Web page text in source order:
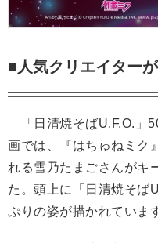
■人気クリエイター
「日清焼そばU.F.O.」
画では、『はちゅねミク
れる雪乃たまごさんがキ
た。頭上に「日清焼そば
ぷりの姿が描かれていま